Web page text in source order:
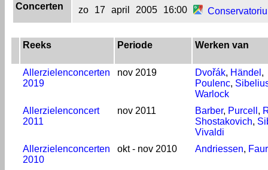
Concerten
zo 17 april 2005 16:00
Reeks Periode Werken van
Allerzielenconcerten
2019
nov 2019 Dvořák, Händel ,
Poulenc,
Warlock
Allerzielenconcert
2011
nov 2011 Barber, Purcell ,
Shostakovich,
Vivaldi
Allerzielenconcerten
2010
okt - nov 2010 Andriessen,